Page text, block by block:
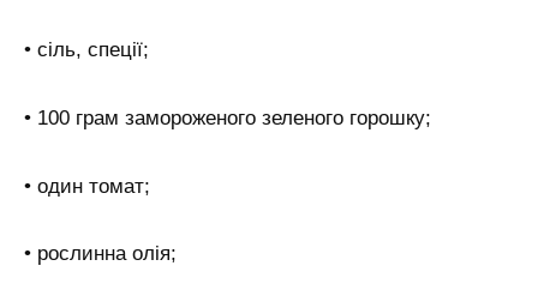
• сіль, спеції;
• 100 грам замороженого зеленого горошку;
• один томат;
• рослинна олія;